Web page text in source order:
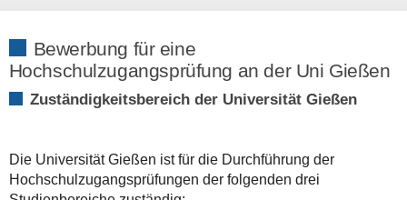
Bewerbung für eine
Hochschulzugangsprüfung an der Uni Gießen
Zuständigkeitsbereich der Universität Gießen
Die Universität Gießen ist für die Durchführung der
Hochschulzugangsprüfungen der folgenden drei